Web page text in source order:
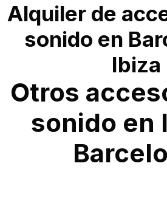
Alquiler de
sonido en
Ibiza
Otros
sonido en